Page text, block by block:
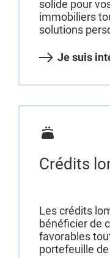
solide pour
immobiliers
solutions
Je suis
Crédits
Les crédits
bénéficier de
favorables
portefeuille